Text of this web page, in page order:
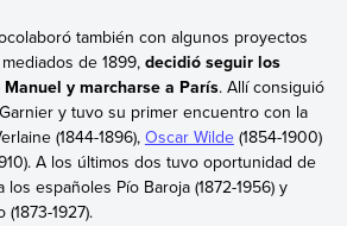
también con algunos proyectos
de 1899, decidió seguir los
y marcharse a París. Allí consiguió
y tuvo su primer encuentro con la
(1844-1896), Oscar Wilde(1854-1900)
A los últimos dos tuvo oportunidad de
españoles Pío Baroja (1872-1956) y
1927).